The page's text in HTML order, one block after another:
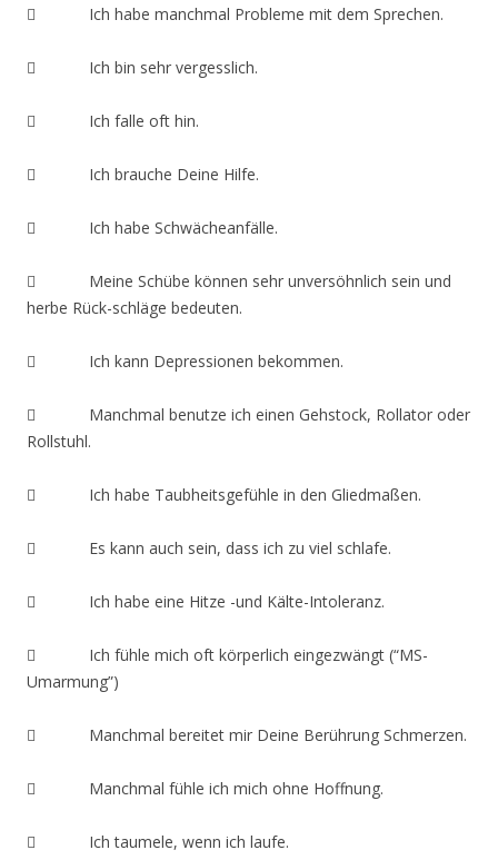
 Ich habe manchmal Probleme mit dem Sprechen.
 Ich bin sehr vergesslich.
 Ich falle oft hin.
 Ich brauche Deine Hilfe.
 Ich habe Schwächeanfälle.
 Meine Schübe können sehr unversöhnlich sein und
herbe Rück-schläge bedeuten.
 Ich kann Depressionen bekommen.
 Manchmal benutze ich einen Gehstock, Rollator oder
Rollstuhl.
 Ich habe Taubheitsgefühle in den Gliedmaßen.
 Es kann auch sein, dass ich zu viel schlafe.
 Ich habe eine Hitze -und Kälte-Intoleranz.
 Ich fühle mich oft körperlich eingezwängt (“MS-
Umarmung”)
 Manchmal bereitet mir Deine Berührung Schmerzen.
 Manchmal fühle ich mich ohne Hoffnung.
 Ich taumele, wenn ich laufe.